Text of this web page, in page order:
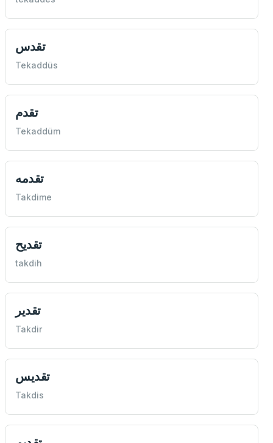
تقدس
Tekaddüs
تقدم
Tekaddüm
تقدمه
Takdime
تقديح
takdih
تقدير
Takdir
تقديس
Takdis